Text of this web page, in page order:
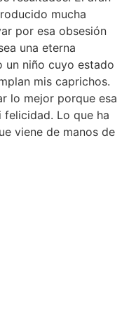
mucha
por esa obsesión
una eterna
un niño cuyo estado
mis caprichos.
lo mejor porque esa
Lo que ha
viene de manos de